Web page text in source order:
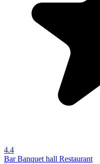
4.4
BarBanquet hall Restaurant